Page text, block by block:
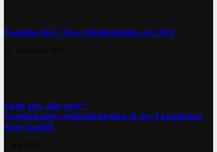
Familien-KG: Neue Möglichkeiten ab 2022
Ende gut, alles gut? −
Gesellschafterverbindlichkeiten in der Liquidation
einer GmbH